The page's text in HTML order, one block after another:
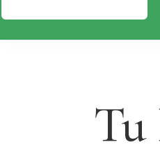
Tu